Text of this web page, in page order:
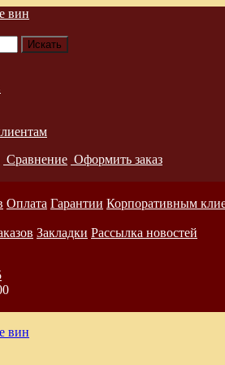
Сравнение Оформить заказ
Оплата Гарантии Корпоративным
Закладки Рассылка новостей